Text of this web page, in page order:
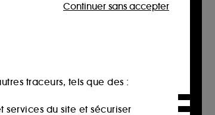
traceurs, tels que des :
du site et sécuriser
Continuer sans accepter